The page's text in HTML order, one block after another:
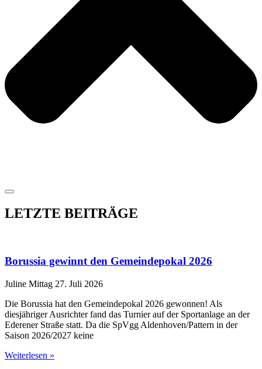
LETZTE BEITRÄGE
Borussia gewinnt den Gemeindepokal 2026
Juline Mittag 27. Juli 2026
Die Borussia hat den Gemeindepokal 2026 gewonnen! Als
diesjähriger Ausrichter fand das Turnier auf der Sportanlage an der
Ederener Straße statt. Da die SpVgg Aldenhoven/Pattern in der
Saison 2026/2027 keine
Weiterlesen »